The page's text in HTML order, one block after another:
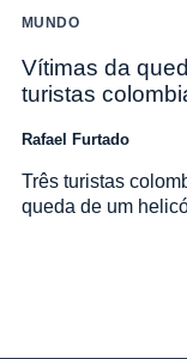
MUNDO
Vítimas da
turistas
Rafael Furtado
Três turistas
queda de um